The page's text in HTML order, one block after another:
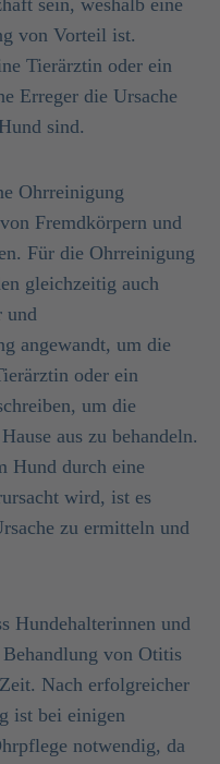
sein, weshalb eine
von Vorteil ist.
Tierärztin oder ein
Erreger die Ursache
sind.
Ohrreinigung
Fremdkörpern und
Für die Ohrreinigung
gleichzeitig auch
und
angewandt, um die
oder ein
um die
aus zu behandeln.
Hund durch eine
wird, ist es
zu ermitteln und
Hundehalterinnen und
von Otitis
Nach erfolgreicher
ist bei einigen
notwendig, da